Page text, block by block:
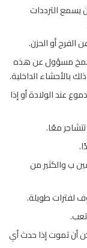
يسمع الترددات
الفرح أو الحزن.
المخ مسؤول عن هذه
بالأحشاء الداخلية.
عند الولادة أو إذا
معًا.
ب والكثير من
لفترات طويلة.
تموت إذا حدث أي